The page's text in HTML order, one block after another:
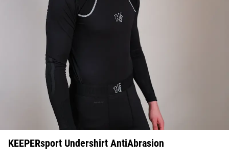
KEEPERsport Undershirt AntiAbrasion